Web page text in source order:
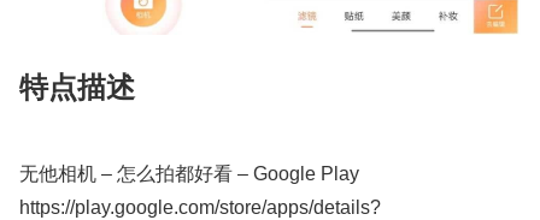
特点描述
无他相机 – 怎么拍都好看 – Google Play
https://play.google.com/store/apps/details?